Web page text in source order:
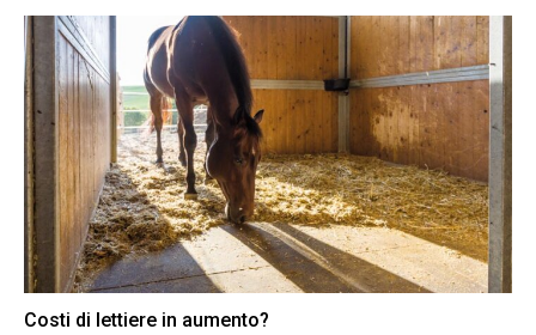
Costi di lettiere in aumento?